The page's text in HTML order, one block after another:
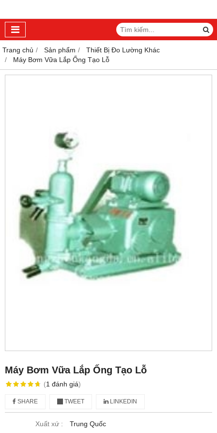
Trang chủ Sản phẩm
Thiết Bị Đo Lường Khác
Máy Bơm Vữa Lắp Ống Tạo Lỗ
Máy Bơm Vữa Lắp Ống Tạo Lỗ
(1 đánh giá)
SHARE TWEET LINKEDIN
Xuất xứ :
Trung Quốc